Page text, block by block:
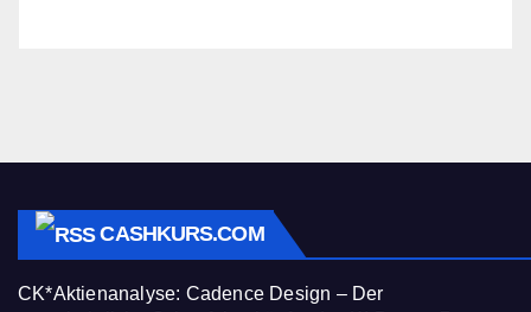
CASHKURS.COM
CK*Aktienanalyse: Cadence Design – Der